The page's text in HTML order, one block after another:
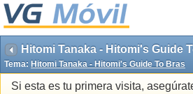
Hitomi Tanaka - Hitomi's Guide
Tema: Hitomi Tanaka - Hitomi's Guide To Bras
Si esta es tu primera visita,